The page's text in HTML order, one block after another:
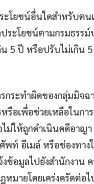
โยชน์อื่นใดสำหรับตน
ะโยชน์ตามกรมธรรม์
5 ปี หรือปรับไม่เกิน
กระทำผิดของกลุ่มมิจฉ
รือเพื่อช่วยเหลือในกา
ม่ให้ถูกดำเนินคดีอาญา
พท์ อีเมล์ หรือช่องทา
ข้อมูลไปยังสำนักงาน
มายโดยเคร่งครัดต่อไ